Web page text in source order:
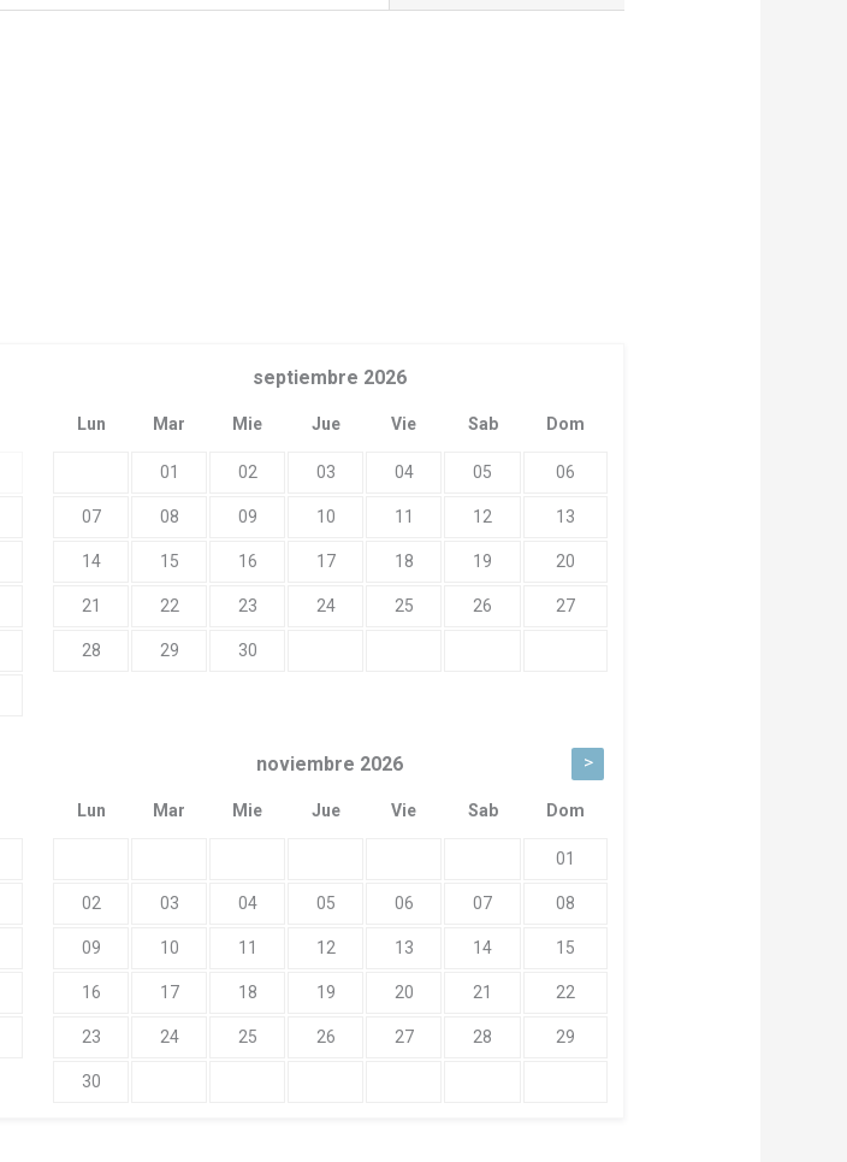
septiembre 2026
Lun Mar Mie Jue Vie Sab Dom
01 02 03 04 05 06
07 08 09 10 11 12 13
14 15 16 17 18 19 20
21 22 23 24 25 26 27
28 29 30
noviembre 2026 >
Lun Mar Mie Jue Vie Sab Dom
01
02 03 04 05 06 07 08
09 10 11 12 13 14 15
16 17 18 19 20 21 22
23 24 25 26 27 28 29
30